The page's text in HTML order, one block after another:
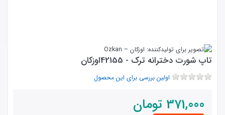
تاپ شورت دخترانه ترک - 42155اوزکان
اولین بررسی برای این محصول
371,000 تومان